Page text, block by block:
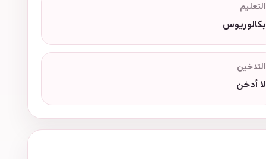
التعليم
بكالوريوس
التدخين
لا أدخن